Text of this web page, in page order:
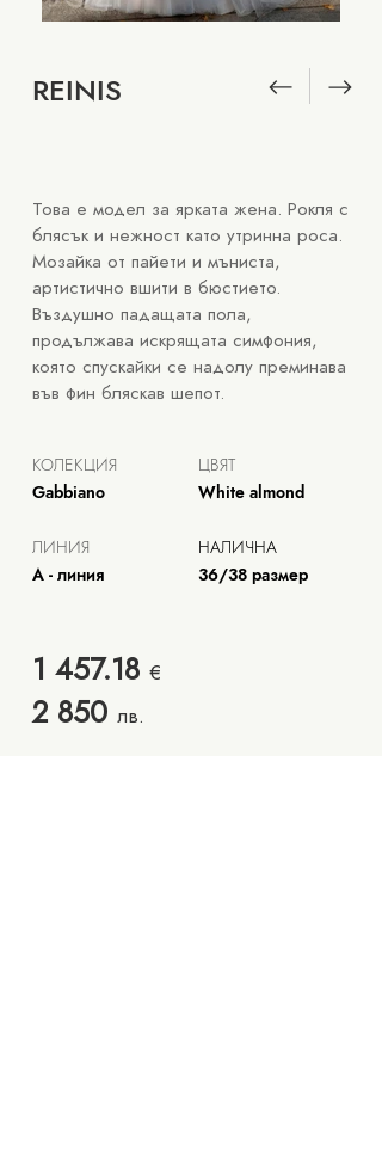
REINIS
Това е модел за ярката жена. Рокля с
блясък и нежност като утринна роса.
Мозайка от пайети и мъниста,
артистично вшити в бюстието.
Въздушно падащата пола,
продължава искрящата симфония,
която спускайки се надолу преминава
във фин бляскав шепот.
КОЛЕКЦИЯ
Gabbiano
ЛИНИЯ
А - линия
1 457.18 €
2 850 лв.
ЦВЯТ
White almond
НАЛИЧНА
36/38 размер